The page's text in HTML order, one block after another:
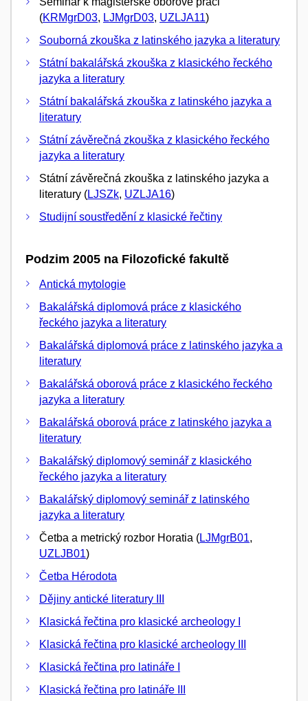
(KRMgrD03, LJMgrD03, UZLJA11)
Souborná zkouška z latinského jazyka a literatury
Státní bakalářská zkouška z klasického řeckého
jazyka a literatury
Státní bakalářská zkouška z latinského jazyka a
literatury
Státní závěrečná zkouška z klasického řeckého
jazyka a literatury
Státní závěrečná zkouška z latinského jazyka a
literatury (LJSZk, UZLJA16)
Studijní soustředění z klasické řečtiny
Podzim 2005 na Filozofické fakultě
Antická mytologie
Bakalářská diplomová práce z klasického
řeckého jazyka a literatury
Bakalářská diplomová práce z latinského jazyka a
literatury
Bakalářská oborová práce z klasického řeckého
jazyka a literatury
Bakalářská oborová práce z latinského jazyka a
literatury
Bakalářský diplomový seminář z klasického
řeckého jazyka a literatury
Bakalářský diplomový seminář z latinského
jazyka a literatury
Četba a metrický rozbor Horatia (LJMgrB01,
UZLJB01)
Četba Hérodota
Dějiny antické literatury III
Klasická řečtina pro klasické archeology I
Klasická řečtina pro klasické archeology III
Klasická řečtina pro latináře I
Klasická řečtina pro latináře III